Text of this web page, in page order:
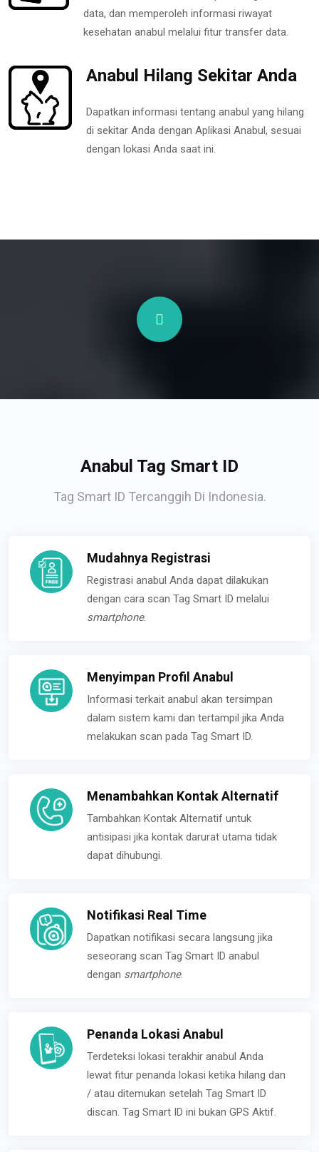
data, dan memperoleh informasi riwayat
kesehatan anabul melalui fitur transfer data.
Anabul Hilang Sekitar Anda
Dapatkan informasi tentang anabul yang hilang
di sekitar Anda dengan Aplikasi Anabul, sesuai
dengan lokasi Anda saat ini.
Anabul Tag Smart ID
Tag Smart ID Tercanggih Di Indonesia.
Mudahnya Registrasi
Registrasi anabul Anda dapat dilakukan
dengan cara scan Tag Smart ID melalui
smartphone.
Menyimpan Profil Anabul
Informasi terkait anabul akan tersimpan
dalam sistem kami dan tertampil jika Anda
melakukan scan pada Tag Smart ID.
Menambahkan Kontak Alternatif
Tambahkan Kontak Alternatif untuk
antisipasi jika kontak darurat utama tidak
dapat dihubungi.
Notifikasi Real Time
Dapatkan notifikasi secara langsung jika
seseorang scan Tag Smart ID anabul
dengan smartphone.
Penanda Lokasi Anabul
Terdeteksi lokasi terakhir anabul Anda
lewat fitur penanda lokasi ketika hilang dan
/ atau ditemukan setelah Tag Smart ID
discan. Tag Smart ID ini bukan GPS Aktif.